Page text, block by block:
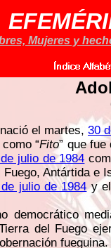
Mujeres y
el martes, 30
“Fito” que fue
julio de 1984
Antártida e
julio de 1984y
democrático
del Fuego
fueguina.